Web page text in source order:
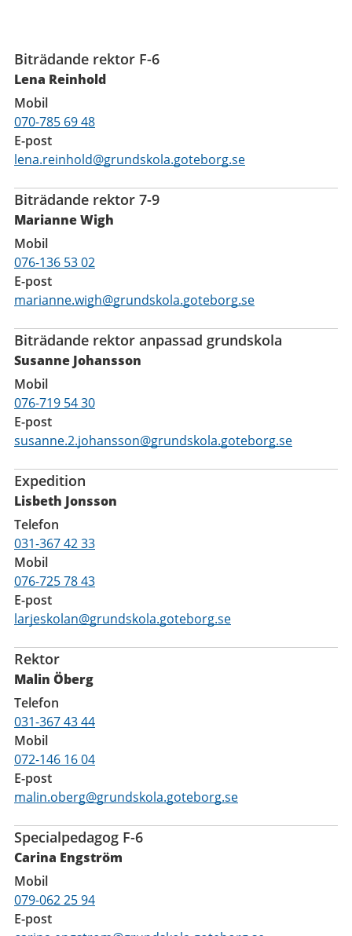
Biträdande rektor F-6
Lena Reinhold
Mobil
070-785 69 48
E-post
lena.reinhold@grundskola.goteborg.se
Biträdande rektor 7-9
Marianne Wigh
Mobil
076-136 53 02
E-post
marianne.wigh@grundskola.goteborg.se
Biträdande rektor anpassad grundskola
Susanne Johansson
Mobil
076-719 54 30
E-post
susanne.2.johansson@grundskola.goteborg.se
Expedition
Lisbeth Jonsson
Telefon
031-367 42 33
Mobil
076-725 78 43
E-post
larjeskolan@grundskola.goteborg.se
Rektor
Malin Öberg
Telefon
031-367 43 44
Mobil
072-146 16 04
E-post
malin.oberg@grundskola.goteborg.se
Specialpedagog F-6
Carina Engström
Mobil
079-062 25 94
E-post